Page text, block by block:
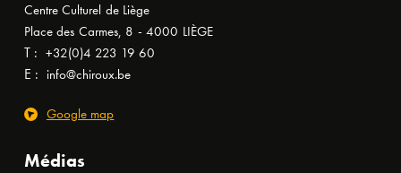
Centre Culturel de Liège
Place des Carmes, 8 - 4000 LIÈGE
T : +32(0)4 223 19 60
E : info@chiroux.be
Google map
Médias